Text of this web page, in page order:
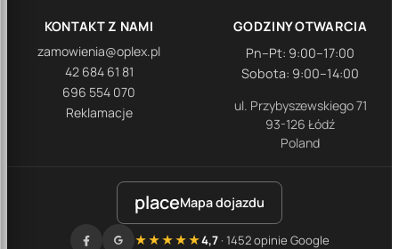
KONTAKT Z NAMI
zamowienia@oplex.pl
42 684 61 81
696 554 070
Reklamacje
GODZINY OTWARCIA
Pn–Pt: 9:00–17:00
Sobota: 9:00–14:00
ul. Przybyszewskiego 71
93-126 Łódź
Poland
placeMapa dojazdu
★★★★★4,7· 1452 opinie Google